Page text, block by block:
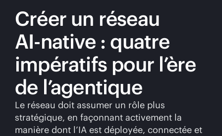
Créer un réseau
AI-native: quatre
impératifs pour l’ère
de l’agentique
Le réseau doit assumer un rôle plus
stratégique, en façonnant activement la
manière dont l’IA est déployée, connectée et